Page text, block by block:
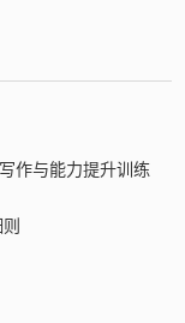
作与能力提升训练